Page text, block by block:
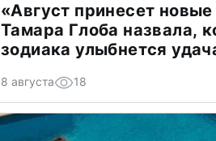
«Август принесет
Тамара Глоба назвала,
зодиака улыбнется
8 августа 18